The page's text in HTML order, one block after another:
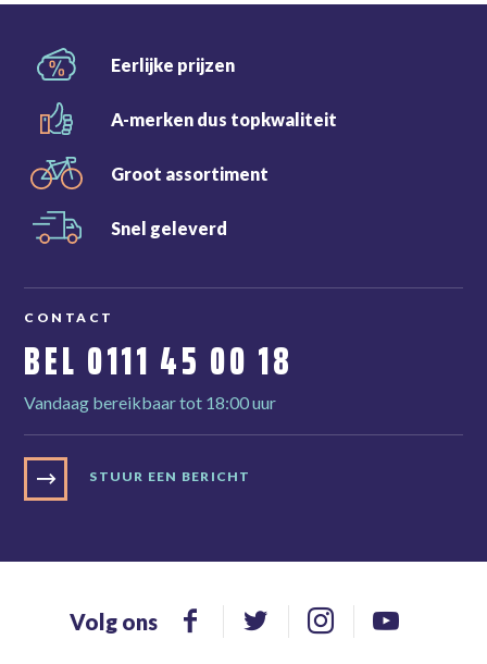
Eerlijke prijzen
A-merken dus topkwaliteit
Groot assortiment
Snel geleverd
CONTACT
BEL 0111 45 00 18
Vandaag bereikbaar tot 18:00 uur
STUUR EEN BERICHT
Volg ons